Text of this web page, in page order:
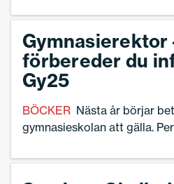
de fallstudier som visat
skolledarna varit drivande.
Gymnasierektor
förbereder du
Gy25
BÖCKER Nästa år börjar
gymnasieskolan att gälla.
gymnasieskolan – en